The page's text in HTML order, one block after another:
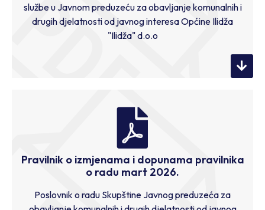
službe u Javnom preduzeću za obavljanje komunalnih i
drugih djelatnosti od javnog interesa Općine Ilidža
"Ilidža" d.o.o
Pravilnik o izmjenama i dopunama pravilnika
o radu mart 2026.
Poslovnik o radu Skupštine Javnog preduzeća za